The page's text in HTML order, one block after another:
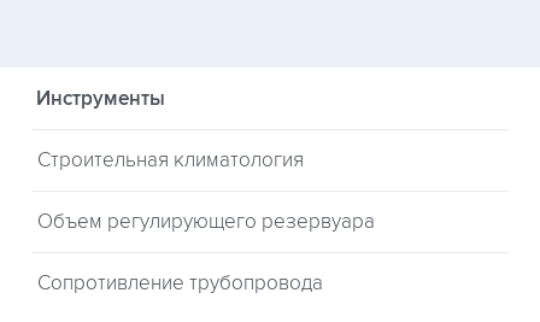
Инструменты
Строительная климатология
Объем регулирующего резервуара
Сопротивление трубопровода